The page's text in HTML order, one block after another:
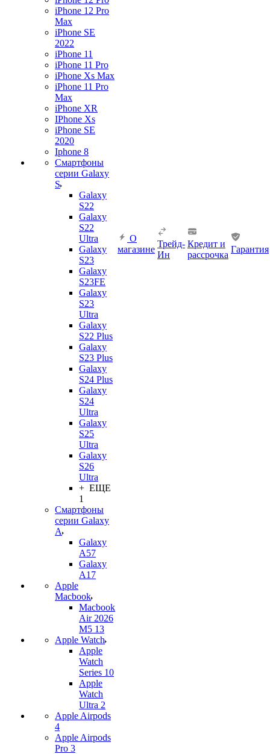
iPhone 12 Pro
Max
iPhone SE
2022
iPhone 11
iPhone 11 Pro
iPhone Xs Max
iPhone 11 Pro
Max
iPhone XR
IPhone Xs
iPhone SE
2020
Iphone 8
Смартфоны
серии Galaxy
S
Galaxy
S22
Galaxy
S22
Ultra
Galaxy
S23
Galaxy
S23FE
Galaxy
S23
Ultra
Galaxy
S22 Plus
Galaxy
S23 Plus
Galaxy
S24 Plus
Galaxy
S24
Ultra
Galaxy
S25
Ultra
Galaxy
S26
Ultra
+ ЕЩЕ
1
Смартфоны
серии Galaxy
A
Galaxy
A57
Galaxy
A17
Apple
Macbook
Macbook
Air 2026
M5 13
Apple Watch
Apple
Watch
Series 10
Apple
Watch
Ultra 2
Apple Airpods
4
Apple Airpods
Pro 3
О
магазине
Трейд-
Ин
Кредит и
рассрочка
Гарантия